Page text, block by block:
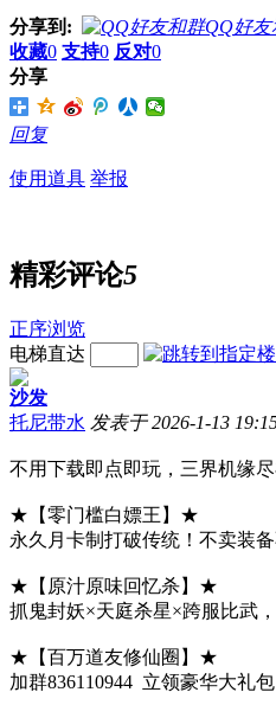
分享到: QQ好友
收藏0 支持0 反对0
分享
回复
使用道具 举报
精彩评论5
正序浏览
电梯直达
沙发
托尼带水 发表于 2026-1-13
不用下载即点即玩，三界机缘尽
★【零门槛白嫖王】★
永久月卡制打破传统！不卖装
★【原汁原味回忆杀】★
抓鬼封妖×天庭杀星×跨服比武
★【百万道友修仙圈】★
加群836110944 立领豪华大礼